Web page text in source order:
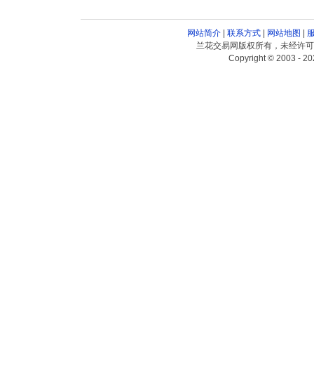
网站简介| 联系方式| 网站地图 |
兰花交易网版权所有，未经许
Copyright © 2003 -